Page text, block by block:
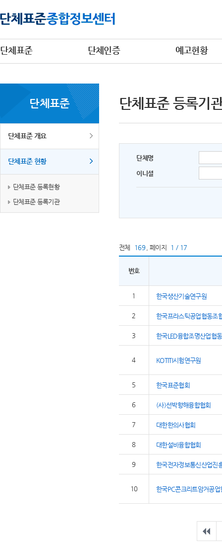
단체표준 단체인증 예고현황
단체표준
단체표준 개요
단체표준 현황
단체표준 등록현황
단체표준 등록기관
단체표준 등록기
단체명
이니셜
전체 169 페이지 1 / 17
번호
1 한국생산기술연구원
2 한국프라스틱공업협동조
3 한국LED융합조명산업협
4 KOTITI시험연구원
5 한국표준협회
6 (사)선박항해융합협회
7 대한한의사협회
8 대한설비융합협회
9 한국전자정보통신산업진
10 한국PC콘크리트암거공업